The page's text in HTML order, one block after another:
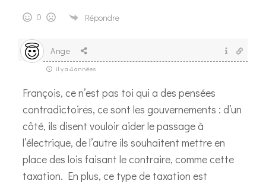
0 Répondre
Ange
il y a 4 années
François, ce n’est pas toi qui a des pensées
contradictoires, ce sont les gouvernements : d’un
côté, ils disent vouloir aider le passage à
l’électrique, de l’autre ils souhaitent mettre en
place des lois faisant le contraire, comme cette
taxation. En plus, ce type de taxation est